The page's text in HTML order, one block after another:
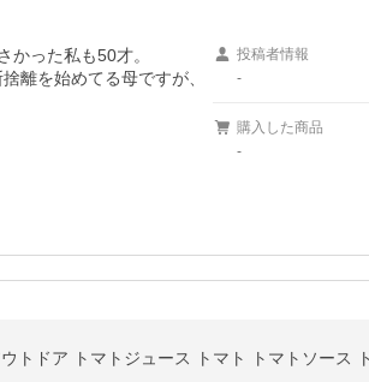
った私も50才。
離を始めてる母ですが、
投稿者情報
-
購入した商品
-
トドア トマトジュース トマト トマトソース